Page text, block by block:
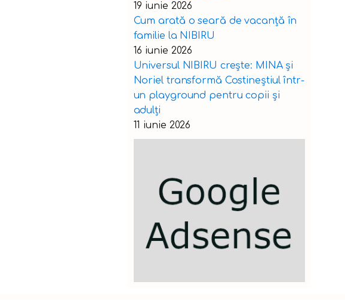
19 iunie 2026
Cum arată o seară de vacanță în
familie la NIBIRU
16 iunie 2026
Universul NIBIRU crește: MINA și
Noriel transformă Costineștiul într-
un playground pentru copii și
adulți
11 iunie 2026